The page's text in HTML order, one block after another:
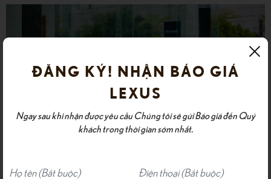
ĐĂNG KÝ! NHẬN BÁO GIÁ
LEXUS
Ngay sau khi nhận được yêu cầu Chúng tôi sẽ gửi Báo giá đến Quý
khách trong thời gian sớm nhất.